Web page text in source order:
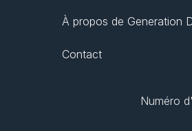
À propos de Generation
Contact
Numéro